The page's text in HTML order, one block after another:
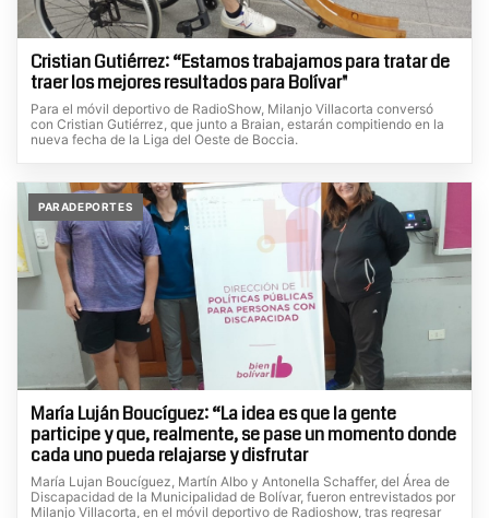
Cristian Gutiérrez: “Estamos trabajamos para tratar de
traer los mejores resultados para Bolívar"
Para el móvil deportivo de RadioShow, Milanjo Villacorta conversó
con Cristian Gutiérrez, que junto a Braian, estarán compitiendo en la
nueva fecha de la Liga del Oeste de Boccia.
PARADEPORTES
María Luján Boucíguez: “La idea es que la gente
participe y que, realmente, se pase un momento donde
cada uno pueda relajarse y disfrutar
María Lujan Boucíguez, Martín Albo y Antonella Schaffer, del Área de
Discapacidad de la Municipalidad de Bolívar, fueron entrevistados por
Milanjo Villacorta, en el móvil deportivo de Radioshow, tras regresar